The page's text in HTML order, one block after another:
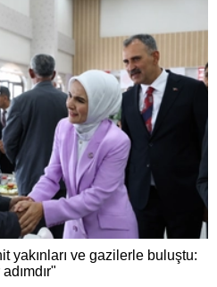
yakınları ve gazilerle buluştu: